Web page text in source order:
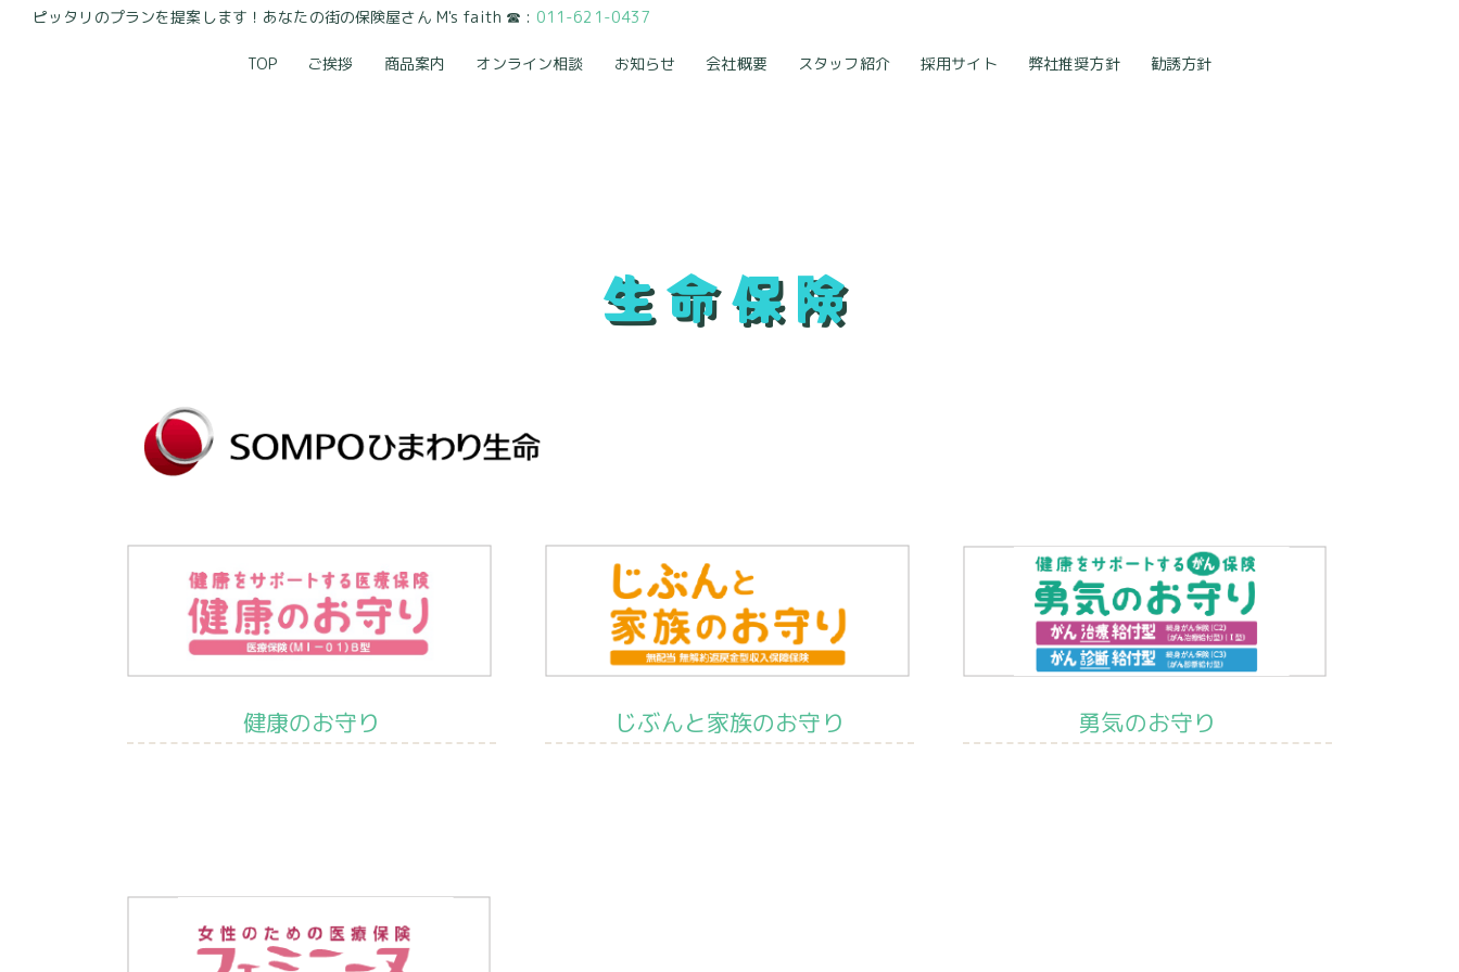
ピッタリのプランを提案します！あなたの街の保険屋さん M's faith ☎︎ : 011-621-0437
TOP ご挨拶 商品案内 オンライン相談 お知らせ 会社概要 スタッフ紹介 採用サイト 弊社推奨方針 勧誘方針
生命保険
健康のお守り じぶんと家族のお守り 勇気のお守り